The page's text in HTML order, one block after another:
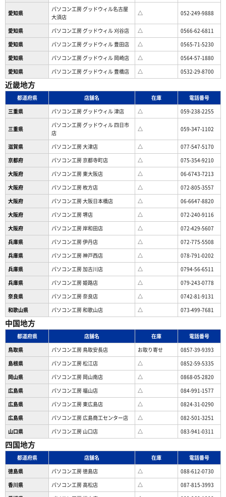
愛知県
パソコン工房 グッドウィル名古屋
大須店
△ 052-249-9888
愛知県 パソコン工房 グッドウィル 刈谷店 △
0566-62-6811
愛知県
パソコン工房 グッドウィル 豊田店 △
0565-71-5230
愛知県
パソコン工房 グッドウィル 岡崎店 △
0564-57-1880
愛知県
パソコン工房 グッドウィル 豊橋店 △ 0532-29-8700
近畿地方
都道府県 店舗名 在庫
電話番号
三重県
パソコン工房 グッドウィル 津店 △ 059-238-2255
三重県
パソコン工房 グッドウィル 四日市
店
△ 059-347-1102
滋賀県 パソコン工房 大津店 △
077-547-5170
京都府
パソコン工房 京都寺町店 △
075-354-9210
大阪府
パソコン工房 東大阪店 △
06-6743-7213
大阪府
パソコン工房 枚方店 △
072-805-3557
大阪府
パソコン工房 大阪日本橋店 △
06-6647-8820
大阪府
パソコン工房 堺店 △
072-240-9116
大阪府
パソコン工房 岸和田店 △
072-429-5607
兵庫県
パソコン工房 伊丹店 △
072-775-5508
兵庫県
パソコン工房 神戸西店 △
078-791-0202
兵庫県
パソコン工房 加古川店 △
0794-56-6511
兵庫県
パソコン工房 姫路店 △
079-243-0778
奈良県
パソコン工房 奈良店 △
0742-81-9131
和歌山県
パソコン工房 和歌山店 △ 073-499-7681
中国地方
都道府県 店舗名 在庫
電話番号
鳥取県
パソコン工房 鳥取安長店 お取り寄せ
0857-39-9393
島根県
パソコン工房 松江店 △
0852-59-5335
岡山県
パソコン工房 岡山南店 △
0868-05-2820
広島県
パソコン工房 福山店 △
084-991-1577
広島県
パソコン工房 東広島店 △
0824-31-0290
広島県
パソコン工房 広島商工センター店 △
082-501-3251
山口県
パソコン工房 山口店 △ 083-941-0311
四国地方
都道府県 店舗名 在庫
電話番号
徳島県
パソコン工房 徳島店 △
088-612-0730
香川県
パソコン工房 高松店 △
087-815-3993